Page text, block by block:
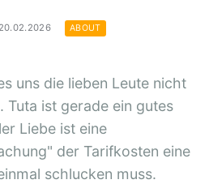
20.02.2026 ABOUT
uns die lieben Leute nicht
Tuta ist gerade ein gutes
Liebe ist eine
der Tarifkosten eine
schlucken muss.